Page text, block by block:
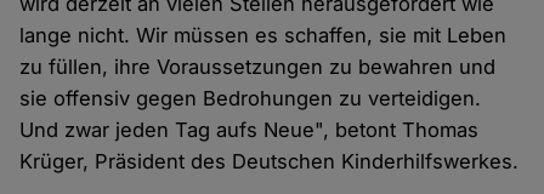
lange nicht. Wir müssen es schaffen, sie mit Leben
zu füllen, ihre Voraussetzungen zu bewahren und
sie offensiv gegen Bedrohungen zu verteidigen.
Und zwar jeden Tag aufs Neue", betont Thomas
Krüger, Präsident des Deutschen Kinderhilfswerkes.